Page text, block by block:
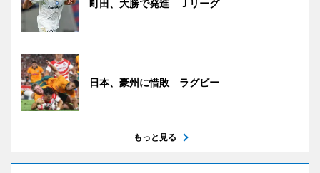
町田、大勝で発進 Ｊリーグ
日本、豪州に惜敗 ラグビー
もっと見る